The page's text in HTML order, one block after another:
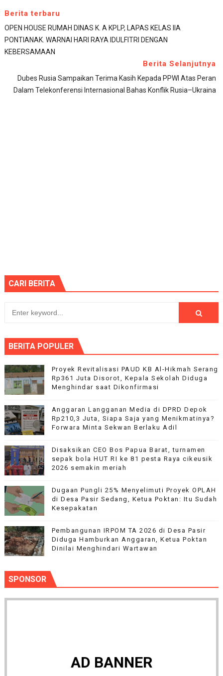
Berita terbaru
OPEN HOUSE RUMAH DINAS K. A KPLP, LAPAS KELAS IIA
PONTIANAK. WARNAI HARI RAYA IDULFITRI DENGAN
KEBERSAMAAN
Berita Selanjutnya
Dubes Rusia Sampaikan Terima Kasih Kepada PPWI Atas Peran
Dalam Telekonferensi Internasional Bahas Konflik Rusia–Ukraina
CARI BERITA
BERITA POPULER
Proyek Revitalisasi PAUD KB Al-Hikmah Serang
Rp361 Juta Disorot, Kepala Sekolah Diduga
Menghindar saat Dikonfirmasi
Anggaran Langganan Media di DPRD Depok
Rp210,3 Juta, Siapa Saja yang Menikmatinya?
Forwara Minta Sekwan Berlaku Adil
Disaksikan CEO Bos Papua Barat, turnamen
sepak bola HUT RI ke 81 pesta Raya cikeusik
2026 semakin meriah
Dugaan Pungli 25% Menyelimuti Proyek OPLAH
di Desa Pasir Sedang, Ketua Poktan: Itu Sudah
Kesepakatan
Pembangunan IRPOM TA 2026 di Desa Pasir
Diduga Hamburkan Anggaran, Ketua Poktan
Dinilai Menghindari Wartawan
SPONSOR
AD BANNER